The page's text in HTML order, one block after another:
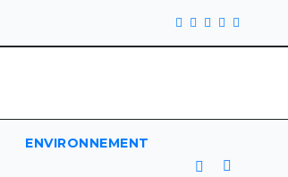
ENVIRONNEMENT